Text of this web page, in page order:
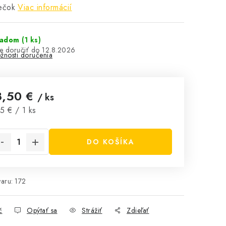
Viac informácií
(1 ks)
12.8.2026
doručenia
€ / ks
cena:
€ / 1 ks
DO KOŠÍKA
172
Opýtať sa Strážiť Zdieľať